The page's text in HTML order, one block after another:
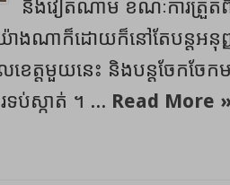
និងវៀតណាម ខណៈការត្រួ
ងណាក៏ដោយក៏នៅតែបន្តអនុញ្
ត្តមួយនេះ និងបន្តចែកចែក
ទប់ស្កាត់ ។ ... Read More